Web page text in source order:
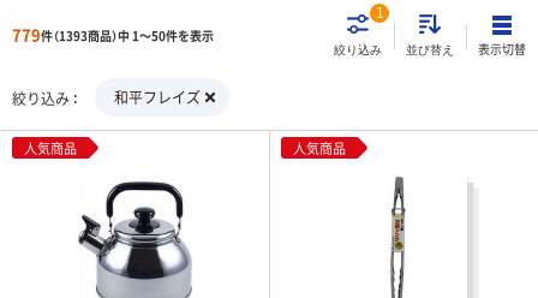
779件（1393商品）中 1～50件を表示
絞り込み
1
並び替え 表示切替
絞り込み 和平フレイズ
人気商品 人気商品